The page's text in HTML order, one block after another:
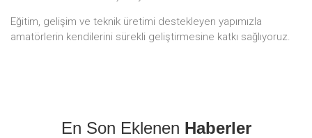
Eğitim, gelişim ve teknik üretimi destekleyen yapımızla
amatörlerin kendilerini sürekli geliştirmesine katkı sağlıyoruz.
En Son Eklenen Haberler